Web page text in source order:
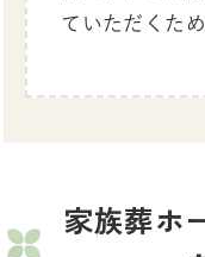
ていただくた
家族葬ホ